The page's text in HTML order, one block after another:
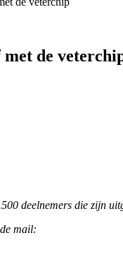
de
deelnemers die zijn
mail: